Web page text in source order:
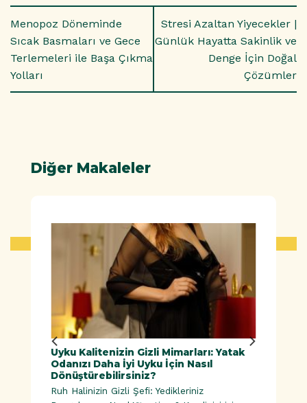
Menopoz Döneminde
Sıcak Basmaları ve Gece
Terlemeleri ile Başa Çıkma
Yolları
Stresi Azaltan Yiyecekler |
Günlük Hayatta Sakinlik ve
Denge İçin Doğal
Çözümler
Diğer Makaleler
Uyku Kalitenizin Gizli Mimarları: Yatak
Odanızı Daha İyi Uyku İçin Nasıl
Dönüştürebilirsiniz?
Ruh Halinizin Gizli Şefi: Yedikleriniz